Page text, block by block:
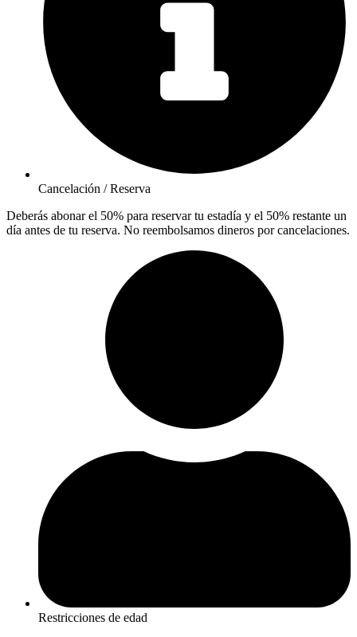
Cancelación / Reserva
Deberás abonar el 50% para reservar tu estadía y el 50% restante un
día antes de tu reserva. No reembolsamos dineros por cancelaciones.
Restricciones de edad